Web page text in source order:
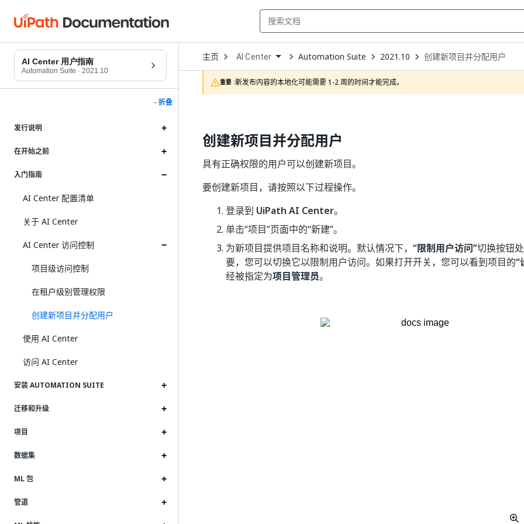
AI Center 用户指南
Automation Suite · 2021.10
- 折叠
发行说明
在开始之前
入门指南
AI Center 配置清单
关于 AI Center
AI Center 访问控制
项目级访问控制
在租户级别管理权限
创建新项目并分配用户
使用 AI Center
访问 AI Center
安装 AUTOMATION SUITE
迁移和升级
项目
数据集
ML 包
管道
主页 Open
Dropdown
to
choose
product
AI Center Automation Suite 2021.10 创建新项目并分配用户
重要 :新发布内容的本地化可能需要 1-2 周的时间才能完成。
创建新项目并分配用户
具有正确权限的用户可以创建新项目。
要创建新项目，请按照以下过程操作。
登录到 UiPath AI Center。
单击“项目”页面中的“新建”。
为新项目提供项目名称和说明。默认情况下， “限制用户访问”切换按钮
要，您可以切换它以限制用户访问。如果打开开关，您可以看到项目的“
经被指定为项目管理员。